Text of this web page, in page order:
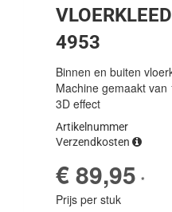
4953
Binnen en buiten
Machine gemaakt
3D effect
Artikelnummer
Verzendkosten
€ 89,95 *
Prijs per stuk